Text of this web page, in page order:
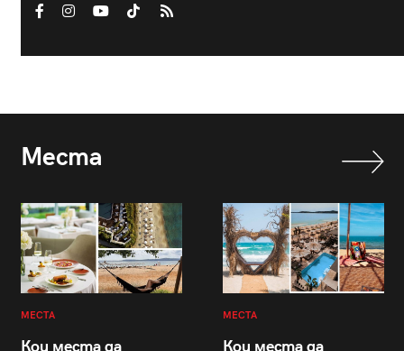
Места
МЕСТА
Кои места да
МЕСТА
Кои места да